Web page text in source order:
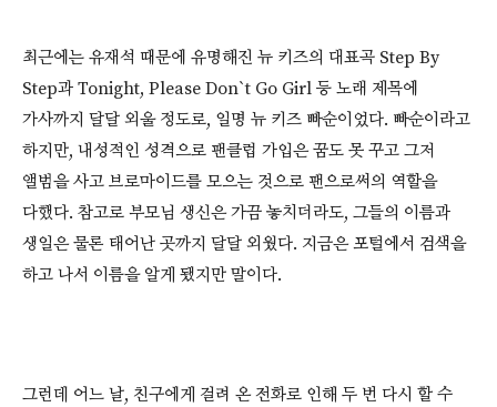
최근에는 유재석 때문에 유명해진 뉴 키즈의 대표곡 Step By
Step과 Tonight, Please Don`t Go Girl 등 노래 제목에
가사까지 달달 외울 정도로, 일명 뉴 키즈 빠순이었다. 빠순이라고
하지만, 내성적인 성격으로 팬클럽 가입은 꿈도 못 꾸고 그저
앨범을 사고 브로마이드를 모으는 것으로 팬으로써의 역할을
다했다. 참고로 부모님 생신은 가끔 놓치더라도, 그들의 이름과
생일은 물론 태어난 곳까지 달달 외웠다. 지금은 포털에서 검색을
하고 나서 이름을 알게 됐지만 말이다.
그런데 어느 날, 친구에게 걸려 온 전화로 인해 두 번 다시 할 수